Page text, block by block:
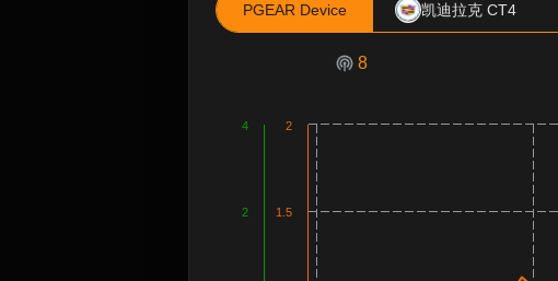
PGEAR Device 凯迪拉克 CT4
8
1.5
2
2
4